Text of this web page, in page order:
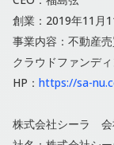
創業：2019年11月
事業内容：不動産
クラウドファンデ
HP： https://sa-
株式会社シーラ 会